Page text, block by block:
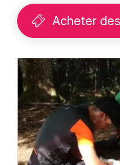
Acheter